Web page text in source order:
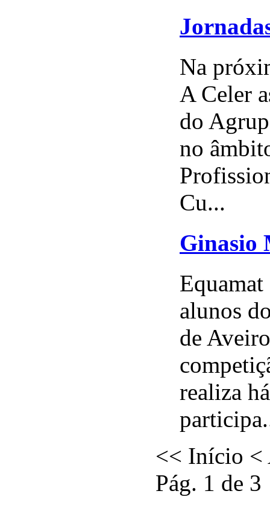
Na
A Celer
do
no
Cu...
Ginasio
alunos
de
realiza
<< Início <
Pág. 1 de 3